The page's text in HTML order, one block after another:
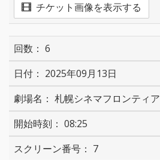
チケット画像を表示する
6
2025年09月13日
札幌シネマフロンティア
08:25
7